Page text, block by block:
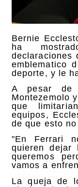
Bernie
ha
declaraciones
emblematico
deporte, y le
A pesar de
Montezemolo
que
equipos,
de que esto
"En Ferrari
quieren dejar
queremos
vamos a
La queja de